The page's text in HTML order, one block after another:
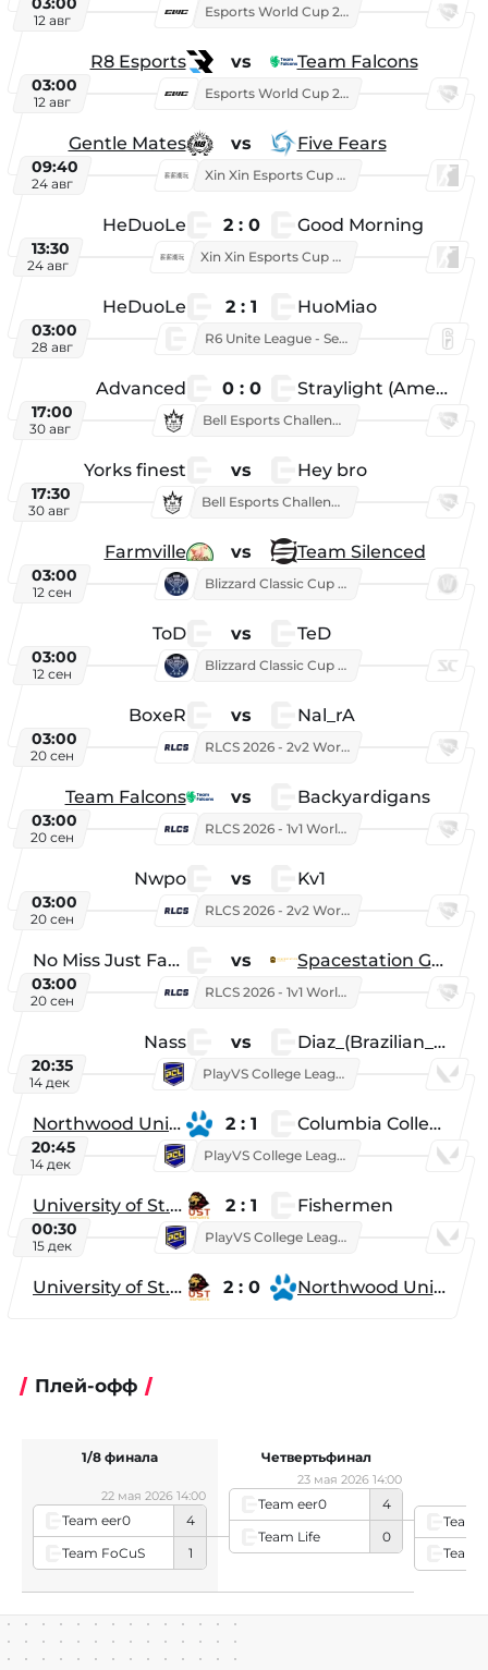
12 авг
Esports World Cup 2026
R8 Esports vs Team Falcons
03:00
12 авг
Esports World Cup 2026
Gentle Mates vs Five Fears
09:40
24 авг
Xin Xin Esports Cup 2025
HeDuoLe 2 : 0 Good Morning
13:30
24 авг
Xin Xin Esports Cup 2026
HeDuoLe 2 : 1 HuoMiao
03:00
28 авг
R6 Unite League - Season 1
Advanced 0 : 0 Straylight (American team)
17:00
30 авг
Bell Esports Challenge 2026
Yorks finest vs Hey bro
17:30
30 авг
Bell Esports Challenge 2026
Farmville vs Team Silenced
03:00
12 сен
Blizzard Classic Cup 2026
ToD vs TeD
03:00
12 сен
Blizzard Classic Cup 2026
BoxeR vs Nal_rA
03:00
20 сен
RLCS 2026 - 2v2 World Championship
Team Falcons vs Backyardigans
03:00
20 сен
RLCS 2026 - 1v1 World Championship
Nwpo vs Kv1
03:00
20 сен
RLCS 2026 - 2v2 World Championship
No Miss Just Fake vs Spacestation Gaming
03:00
20 сен
RLCS 2026 - 1v1 World Championship
Nass vs Diaz_(Brazilian_Player)
20:35
14 дек
PlayVS College League 2025: Fall
Northwood University 2 : 1 Columbia College
20:45
14 дек
PlayVS College League 2025: Fall
University of St. Thomas 2 : 1 Fishermen
00:30
15 дек
PlayVS College League 2025: Fall
University of St. Thomas 2 : 0 Northwood University
Плей-офф
Team eer0
4
Team FoCuS
1
22 мая 2026 14:00
1/8 финала
Team eer0
4
Team Life
0
23 мая 2026 14:00
Четвертьфинал
Team
Team